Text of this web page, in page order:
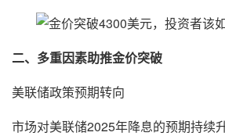
二、多重因素助推金价突破
美联储政策预期转向
市场对美联储2025年降息的预期持续